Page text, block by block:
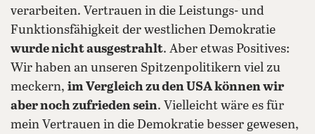
verarbeiten. Vertrauen in die Leistungs- und
Funktionsfähigkeit der westlichen Demokratie
wurde nicht ausgestrahlt. Aber etwas Positives:
Wir haben an unseren Spitzenpolitikern viel zu
meckern, im Vergleich zu den USA können wir
aber noch zufrieden sein. Vielleicht wäre es für
mein Vertrauen in die Demokratie besser gewesen,